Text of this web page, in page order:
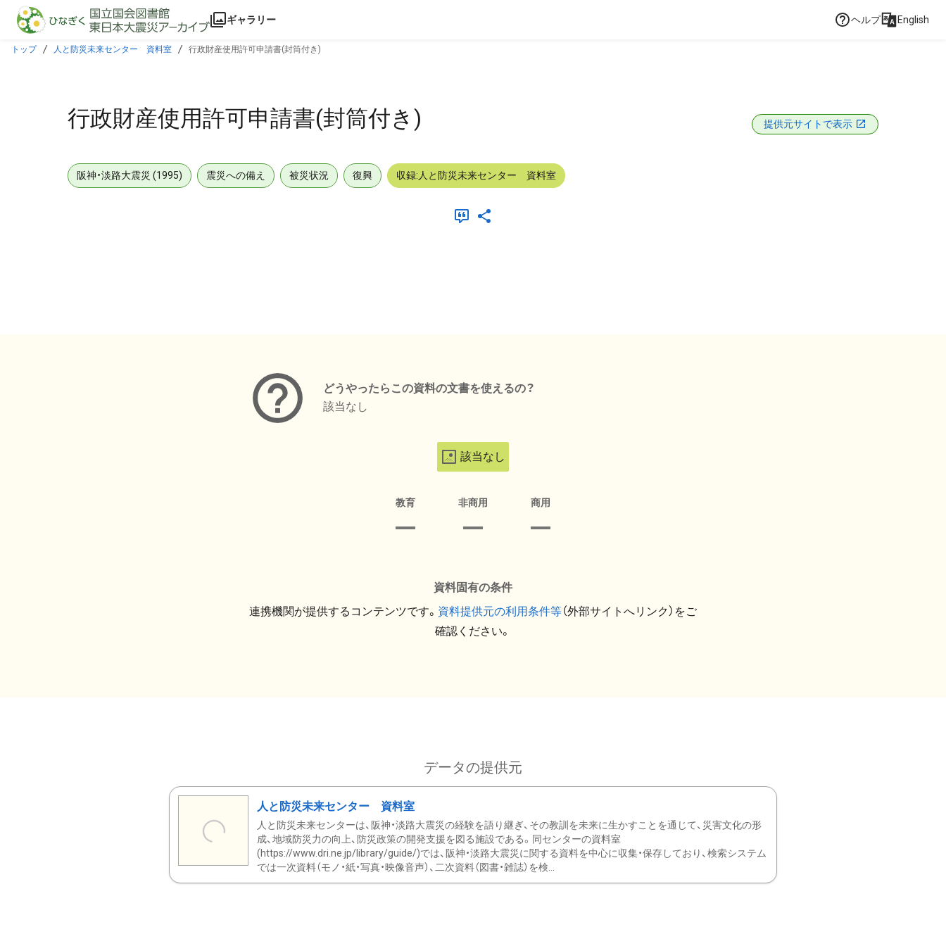
本文に飛ぶ
ギャラリー ヘルプ English
トップ 人と防災未来センター 資料室 行政財産使用許可申請書(封筒付き)
行政財産使用許可申請書(封筒付き) 提供元サイトで表示
阪神・淡路大震災 (1995) 震災への備え 被災状況 復興 収録:人と防災未来センター 資料室
どうやったらこの資料の文書を使えるの？
該当なし
該当なし
教育 非商用 商用
資料固有の条件
連携機関が提供するコンテンツです。 資料提供元の利用条件等（外部サイトへリンク）をご
確認ください。
データの提供元
人と防災未来センター 資料室
人と防災未来センターは、阪神・淡路大震災の経験を語り継ぎ、その教訓を未来に生かすことを通じて、災害文化の形
成、地域防災力の向上、防災政策の開発支援を図る施設である。同センターの資料室
(https://www.dri.ne.jp/library/guide/)では、阪神・淡路大震災に関する資料を中心に収集・保存しており、検索システム
では一次資料（モノ・紙・写真・映像音声）、二次資料（図書・雑誌）を検...